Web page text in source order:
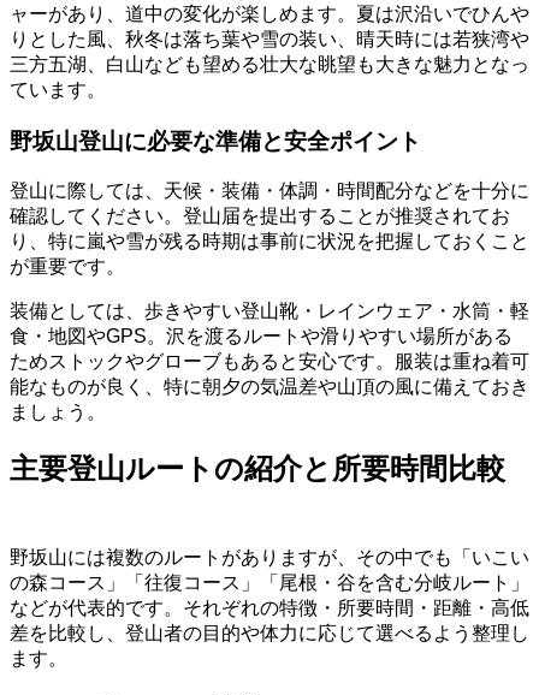
ャーがあり、道中の変化が楽しめます。夏は沢沿いでひんや
りとした風、秋冬は落ち葉や雪の装い、晴天時には若狭湾や
三方五湖、白山なども望める壮大な眺望も大きな魅力となっ
ています。
野坂山登山に必要な準備と安全ポイント
登山に際しては、天候・装備・体調・時間配分などを十分に
確認してください。登山届を提出することが推奨されてお
り、特に嵐や雪が残る時期は事前に状況を把握しておくこと
が重要です。
装備としては、歩きやすい登山靴・レインウェア・水筒・軽
食・地図やGPS。沢を渡るルートや滑りやすい場所がある
ためストックやグローブもあると安心です。服装は重ね着可
能なものが良く、特に朝夕の気温差や山頂の風に備えておき
ましょう。
主要登山ルートの紹介と所要時間比較
野坂山には複数のルートがありますが、その中でも「いこい
の森コース」「往復コース」「尾根・谷を含む分岐ルート」
などが代表的です。それぞれの特徴・所要時間・距離・高低
差を比較し、登山者の目的や体力に応じて選べるよう整理し
ます。